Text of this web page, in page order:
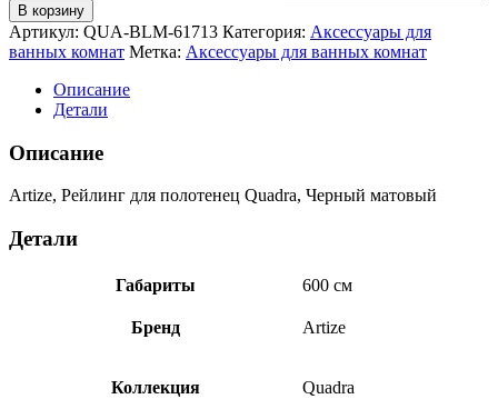
В корзину
Артикул: QUA-BLM-61713 Категория: Аксессуары для
ванных комнат Метка: Аксессуары для ванных комнат
Описание
Детали
Описание
Artize, Рейлинг для полотенец Quadra, Черный матовый
Детали
Габариты 600 см
Бренд Artize
Коллекция Quadra